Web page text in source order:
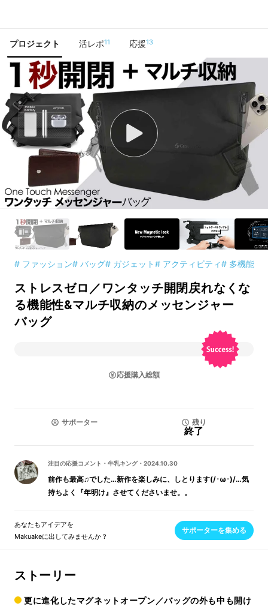
プロジェクト 活レポ11 応援13
# ファッション# バッグ# ガジェット# アクティビティ# 多機能
ストレスゼロ／ワンタッチ開閉戻れなくな
る機能性&マルチ収納のメッセンジャー
バッグ
応援購入総額
サポーター 残り
終了
注目の応援コメント ・ 牛乳キング・ 2024.10.30
前作も最高♫でした…新作を楽しみに、しとります(/･ω･)/…気
持ちよく『年明け』させてくださいませ。。
あなたもアイデアを
Makuakeに出してみませんか？
サポーターを集める
ストーリー
更に進化したマグネットオープン／バッグの外も中も開け